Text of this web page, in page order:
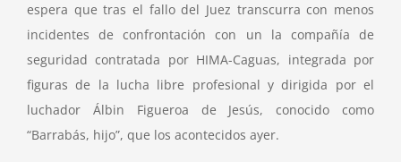
espera que tras el fallo del Juez transcurra con menos
incidentes de confrontación con un la compañía de
seguridad contratada por HIMA-Caguas, integrada por
figuras de la lucha libre profesional y dirigida por el
luchador Álbin Figueroa de Jesús, conocido como
“Barrabás, hijo”, que los acontecidos ayer.